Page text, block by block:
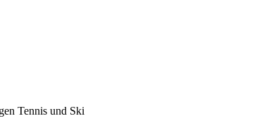
Tennis und Ski